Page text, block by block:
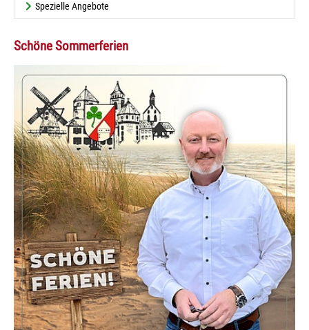
Spezielle Angebote
Schöne Sommerferien